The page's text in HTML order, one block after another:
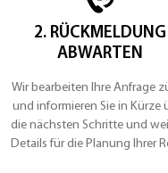
2. RÜCKMELDUNG
ABWARTEN
Wir bearbeiten Ihre Anfrage
und informieren Sie in Kürze
die nächsten Schritte und
Details für die Planung Ihrer